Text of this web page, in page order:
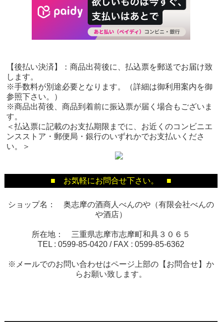
【後払い決済】：商品出荷後に、払込票を郵送でお届け致
します。
※手数料が別途必要となります。（詳細は御利用案内を御
参照下さい。）
※商品出荷後、商品到着前に振込票が届く場合もございま
す。
＜払込票に記載のお支払期限までに、お近くのコンビニエ
ンスストア・郵便局・銀行のいずれかでお支払いくださ
い。＞
■ お気軽にお問合せ下さい。 ■
ショップ名： 奥志摩の酒商人べんのや（有限会社べんの
や酒店）
所在地： 三重県志摩市志摩町和具３０６５
TEL : 0599-85-0420 / FAX : 0599-85-6362
※メールでのお問い合わせはページ上部の【お問合せ】か
らお願い致します。